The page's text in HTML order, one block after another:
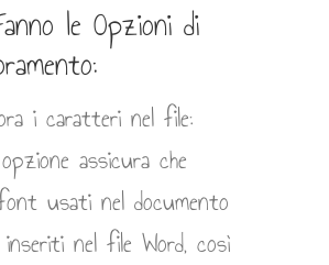
le Opzioni di
i caratteri nel file:
assicura che
usati nel documento
inseriti nel file Word, così